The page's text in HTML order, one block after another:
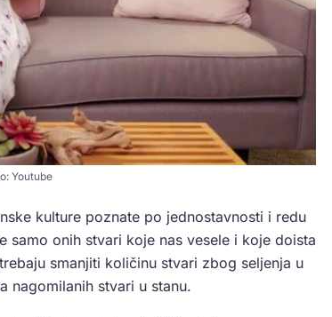
Youtube
kulture poznate po jednostavnosti i redu
samo onih stvari koje nas vesele i koje doista
smanjiti količinu stvari zbog seljenja u
nagomilanih stvari u stanu.